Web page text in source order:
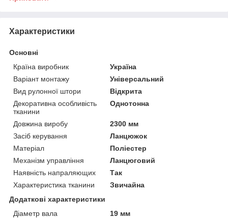
Характеристики
Основні
Країна виробник
Україна
Варіант монтажу
Універсальний
Вид рулонної штори
Відкрита
Декоративна особливість
тканини
Однотонна
Довжина виробу
2300 мм
Засіб керування
Ланцюжок
Матеріал
Поліестер
Механізм управління
Ланцюговий
Наявність напраляющих
Так
Характеристика тканини
Звичайна
Додаткові характеристики
Діаметр вала
19 мм